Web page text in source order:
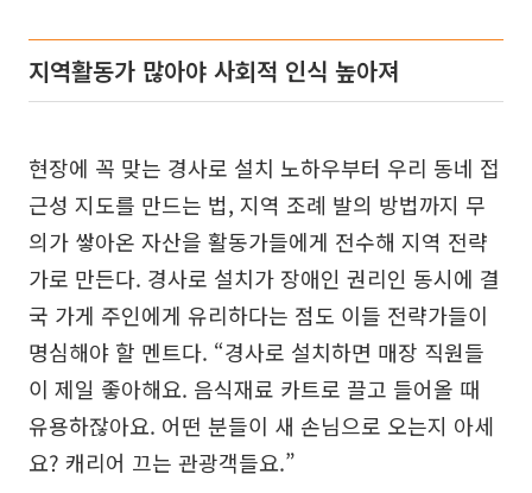
지역활동가 많아야 사회적 인식 높아져
현장에 꼭 맞는 경사로 설치 노하우부터 우리 동네 접
근성 지도를 만드는 법, 지역 조례 발의 방법까지 무
의가 쌓아온 자산을 활동가들에게 전수해 지역 전략
가로 만든다. 경사로 설치가 장애인 권리인 동시에 결
국 가게 주인에게 유리하다는 점도 이들 전략가들이
명심해야 할 멘트다. “경사로 설치하면 매장 직원들
이 제일 좋아해요. 음식재료 카트로 끌고 들어올 때
유용하잖아요. 어떤 분들이 새 손님으로 오는지 아세
요? 캐리어 끄는 관광객들요.”